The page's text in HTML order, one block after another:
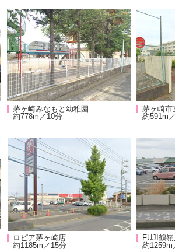
茅ヶ崎みなもと幼稚園
約778m／10分
茅ヶ崎市
約591m
ロピア茅ヶ崎店
約1185m／15分
FUJI鶴
約1259m